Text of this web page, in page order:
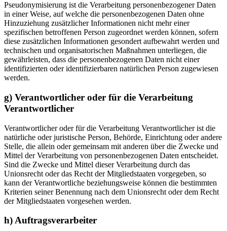
Pseudonymisierung ist die Verarbeitung personenbezogener Daten
in einer Weise, auf welche die personenbezogenen Daten ohne
Hinzuziehung zusätzlicher Informationen nicht mehr einer
spezifischen betroffenen Person zugeordnet werden können, sofern
diese zusätzlichen Informationen gesondert aufbewahrt werden und
technischen und organisatorischen Maßnahmen unterliegen, die
gewährleisten, dass die personenbezogenen Daten nicht einer
identifizierten oder identifizierbaren natürlichen Person zugewiesen
werden.
g) Verantwortlicher oder für die Verarbeitung
Verantwortlicher
Verantwortlicher oder für die Verarbeitung Verantwortlicher ist die
natürliche oder juristische Person, Behörde, Einrichtung oder andere
Stelle, die allein oder gemeinsam mit anderen über die Zwecke und
Mittel der Verarbeitung von personenbezogenen Daten entscheidet.
Sind die Zwecke und Mittel dieser Verarbeitung durch das
Unionsrecht oder das Recht der Mitgliedstaaten vorgegeben, so
kann der Verantwortliche beziehungsweise können die bestimmten
Kriterien seiner Benennung nach dem Unionsrecht oder dem Recht
der Mitgliedstaaten vorgesehen werden.
h) Auftragsverarbeiter